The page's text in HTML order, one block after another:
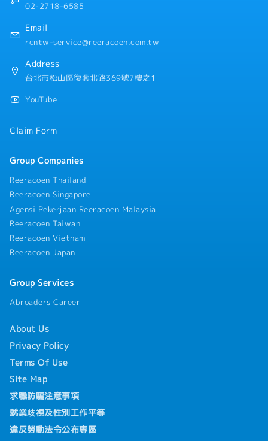
・開工、社慶禮金、忘年會
・端午、中秋、尾牙、婚喪、生育等禮金
・不定期聚餐活動
02-2718-6585
Email
rcntw-service@reeracoen.com.tw
Address
台北市松山區復興北路369號7樓之1
YouTube
Claim Form
Group Companies
Reeracoen Thailand
Reeracoen Singapore
Agensi Pekerjaan Reeracoen Malaysia
Reeracoen Taiwan
Reeracoen Vietnam
Reeracoen Japan
Group Services
Abroaders Career
About Us
Privacy Policy
Terms Of Use
Site Map
求職防騙注意事項
就業歧視及性別工作平等
違反勞動法令公布專區